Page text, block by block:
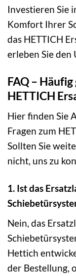
Investieren Sie
Komfort Ihrer
das HETTICH
erleben Sie den
FAQ –
HETTICH
Hier finden Sie
Fragen zum
Sollten Sie
nicht, uns zu
1. Ist das
Nein, das
Hettich
der Bestellung,